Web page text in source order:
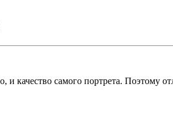
и качество самого портрета.